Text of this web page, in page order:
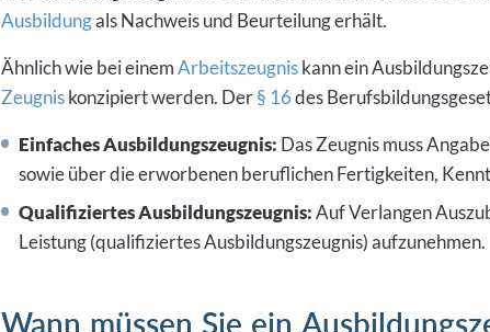
Ausbildungals Nachweis und Beurteilung erhält.
Ähnlich wie bei einem Arbeitszeugniskann ein
Zeugniskonzipiert werden. Der§ 16des
Einfaches Ausbildungszeugnis: Das Zeugnis muss
sowie über die erworbenen beruflichen Fertigkeiten,
Qualifiziertes Ausbildungszeugnis: Auf Verlangen
Leistung (qualifiziertes Ausbildungszeugnis) aufzunehmen.
Wann müssen Sie ein